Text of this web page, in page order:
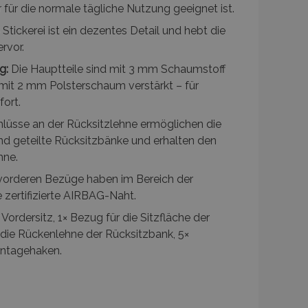
die normale tägliche Nutzung geeignet ist.
ist ein dezentes Detail und hebt die
Die Hauptteile sind mit 3 mm Schaumstoff
2 mm Polsterschaum verstärkt – für
an der Rücksitzlehne ermöglichen die
geteilte Rücksitzbänke und erhalten den
Bezüge haben im Bereich der
zertifizierte AIRBAG-Naht.
1× Bezug für die Sitzfläche der
Rückenlehne der Rücksitzbank, 5×
angezeigt
und
Nachricht wird aus
Produkte.
Dies ist eine
von Google.
unterscheiden, indem
Es ist in jeder
von Besucher-,
verwendet.
Gemäß der
darüber, wie der
möglicherweise
von Inhalten
zu beschleunigen.
von Inhalten
zu beschleunigen.
von Inhalten
zu beschleunigen.
von Inhalten
zu beschleunigen.
von Inhalten